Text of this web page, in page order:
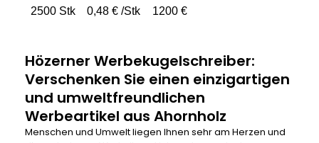
2500 Stk
0,48 € /Stk 1200 €
Hözerner Werbekugelschreiber:
Verschenken Sie einen einzigartigen
und umweltfreundlichen
Werbeartikel aus Ahornholz
Menschen und Umwelt liegen Ihnen sehr am Herzen und